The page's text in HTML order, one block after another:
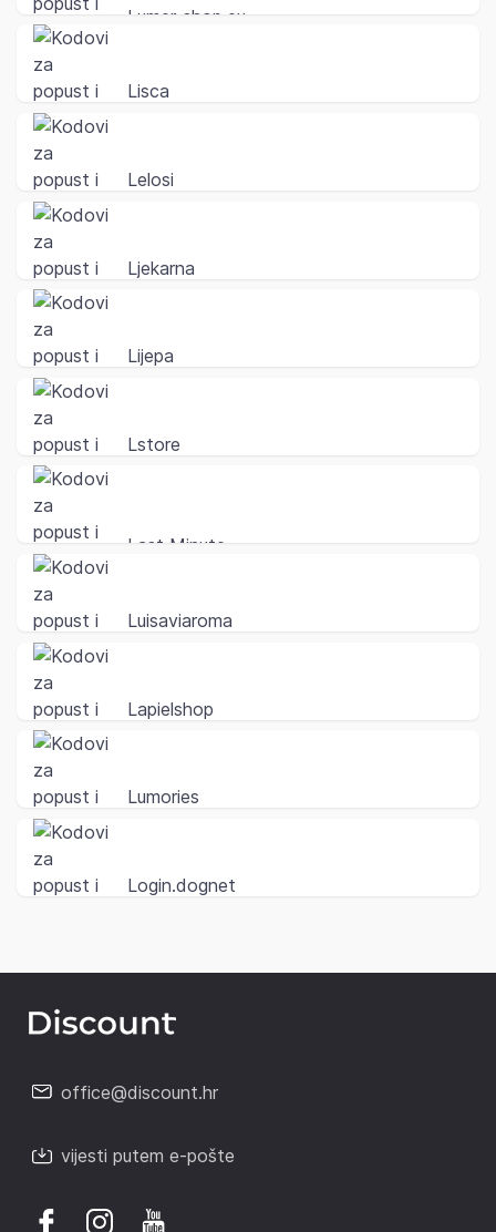
Lumer-shop.eu
Lisca
Lelosi
Ljekarna
Lijepa
Lstore
Last Minute
Luisaviaroma
Lapielshop
Lumories
Login.dognet
office@discount.hr
vijesti putem e-pošte